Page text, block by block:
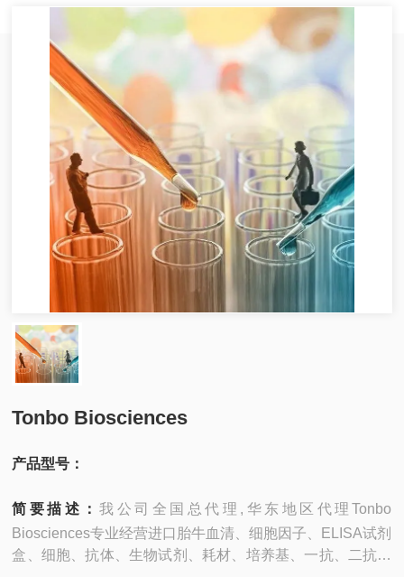
Tonbo Biosciences
产品型号：
简要描述：我公司全国总代理,华东地区代理Tonbo
Biosciences专业经营进口胎牛血清、细胞因子、ELISA试剂
盒、细胞、抗体、生物试剂、耗材、培养基、一抗、二抗、